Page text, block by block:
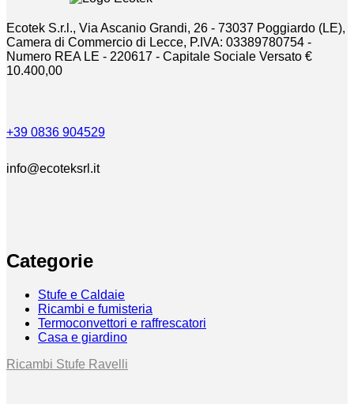
Ecotek S.r.l., Via Ascanio Grandi, 26 - 73037 Poggiardo (LE),
Camera di Commercio di Lecce, P.IVA: 03389780754 -
Numero REA LE - 220617 - Capitale Sociale Versato €
10.400,00
+39 0836 904529
info@ecoteksrl.it
Categorie
Stufe e Caldaie
Ricambi e fumisteria
Termoconvettori e raffrescatori
Casa e giardino
Ricambi Stufe Ravelli